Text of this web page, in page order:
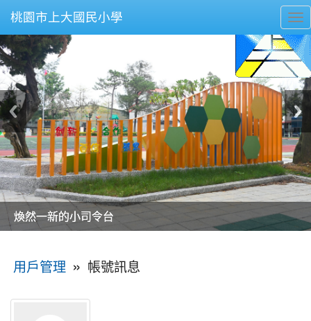
桃園市上大國民小學
美麗的操場是我們活力的來源
美麗的操場是我們活力的來源
煥然一新的小司令台
煥然一新的小司令台
富含桃園埤塘田園風光意象的中廊
富含桃園埤塘田園風光意象的中廊
嶄新的中庭廣場
嶄新的中庭廣場
水生池生生不息
水生池生生不息
用戶管理 » 帳號訊息